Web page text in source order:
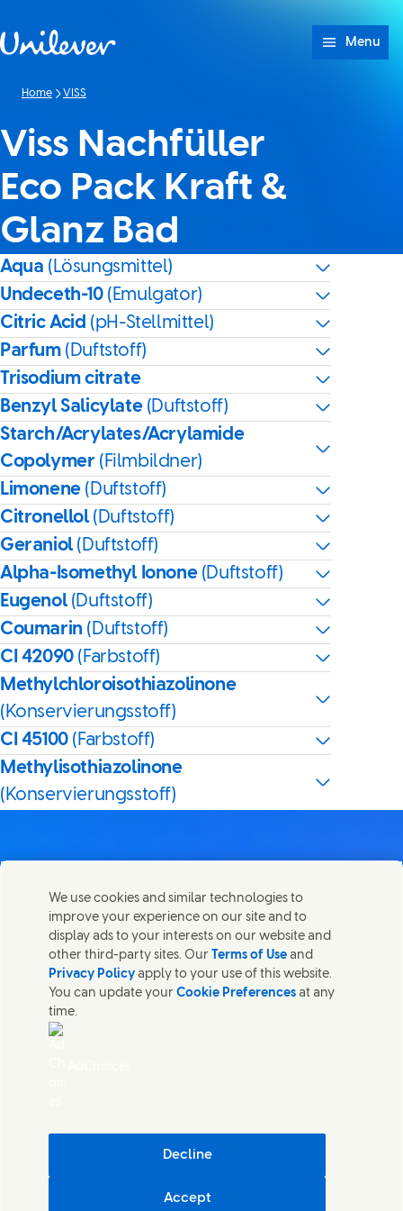
Menu
Home VISS
Viss Nachfüller
Eco Pack Kraft &
Glanz Bad
Aqua (Lösungsmittel)
Undeceth-10 (Emulgator)
Citric Acid (pH-Stellmittel)
Parfum (Duftstoff)
Trisodium citrate
Benzyl Salicylate (Duftstoff)
Starch/Acrylates/Acrylamide
Copolymer (Filmbildner)
Limonene (Duftstoff)
Citronellol(Duftstoff)
Geraniol(Duftstoff)
Alpha-Isomethyl Ionone (Duftstoff)
Eugenol(Duftstoff)
Coumarin (Duftstoff)
CI 42090 (Farbstoff)
Methylchloroisothiazolinone
(Konservierungsstoff)
CI 45100 (Farbstoff)
Methylisothiazolinone
(Konservierungsstoff)
Diese Seite teilen
Share this page on Facebook
Share this page on X
Share this page on Linked In
Share this page on E-
Kontakt
Wir freuen uns über Ihre Meinungen, Anregungen und
helfen gerne bei Fragen.
Kontakt
Cosmetic ingredient database - European Commission
We use cookies and similar technologies to
improve your experience on our site and to
display ads to your interests on our website and
other third-party sites. Our Terms of Use and
Privacy Policy apply to your use of this website.
You can update yourCookie Preferences at any
time.
Decline
Accept